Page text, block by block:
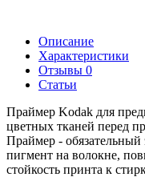
Описание
Характеристики
Отзывы 0
Статьи
Праймер Kodak для
цветных тканей перед
Праймер - обязательный
пигмент на волокне,
стойкость принта к